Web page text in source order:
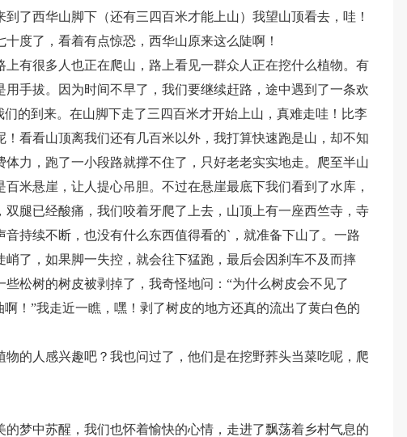
了西华山脚下（还有三四百米才能上山）我望山顶看去，哇！
度了，看着有点惊恐，西华山原来这么陡啊！
有很多人也正在爬山，路上看见一群众人正在挖什么植物。有
手拔。因为时间不早了，我们要继续赶路，途中遇到了一条欢
的到来。在山脚下走了三四百米才开始上山，真难走哇！比李
看看山顶离我们还有几百米以外，我打算快速跑是山，却不知
力，跑了一小段路就撑不住了，只好老老实实地走。爬至半山
米悬崖，让人提心吊胆。不过在悬崖最底下我们看到了水库，
腿已经酸痛，我们咬着牙爬了上去，山顶上有一座西竺寺，寺
持续不断，也没有什么东西值得看的`，就准备下山了。一路
峭了，如果脚一失控，就会往下猛跑，最后会因刹车不及而摔
松树的树皮被剥掉了，我奇怪地问：“为什么树皮会不见了
！”我走近一瞧，嘿！剥了树皮的地方还真的流出了黄白色的
的人感兴趣吧？我也问过了，他们是在挖野荞头当菜吃呢，爬
梦中苏醒，我们也怀着愉快的心情，走进了飘荡着乡村气息的